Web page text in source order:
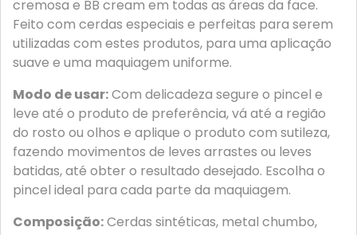
cremosa e BB cream em todas as áreas da face.
Feito com cerdas especiais e perfeitas para serem
utilizadas com estes produtos, para uma aplicação
suave e uma maquiagem uniforme.
Modo de usar:Com delicadeza segure o pincel e
leve até o produto de preferência, vá até a região
do rosto ou olhos e aplique o produto com sutileza,
fazendo movimentos de leves arrastes ou leves
batidas, até obter o resultado desejado. Escolha o
pincel ideal para cada parte da maquiagem.
Composição:Cerdas sintéticas, metal chumbo,